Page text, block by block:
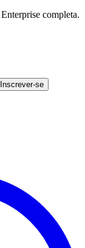
completa.
Inscrever-se